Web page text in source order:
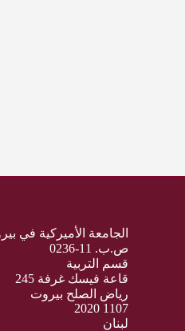
الجامعة الأميركية في
ص.ب. 11-0236
قسم التربية
قاعة فيسك غرفة 245
رياض الصلح بيروت
1107 2020
لبنان